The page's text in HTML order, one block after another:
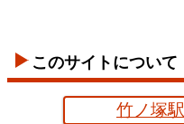
このサイトについて
竹ノ塚